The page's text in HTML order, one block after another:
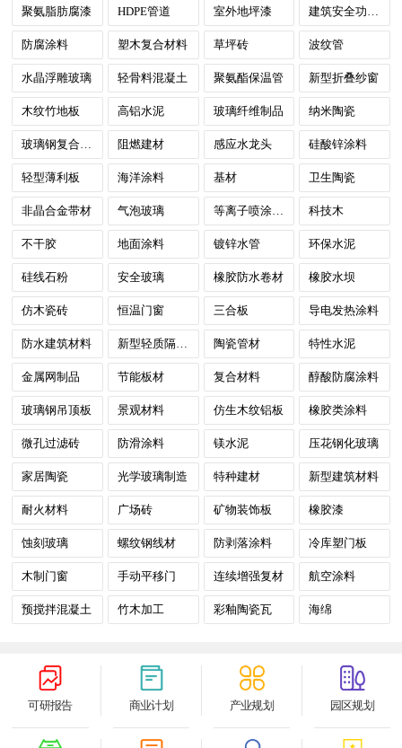
聚氨脂肪腐漆 HDPE管道 室外地坪漆
防腐涂料 塑木复合材料 草坪砖 波纹管
水晶浮雕玻璃 轻骨料混凝土 聚氨酯保温管 新型折叠纱窗
木纹竹地板 高铝水泥 玻璃纤维制品 纳米陶瓷
阻燃建材 感应水龙头 硅酸锌涂料
轻型薄利板 海洋涂料 基材 卫生陶瓷
非晶合金带材 气泡玻璃 等离子喷涂材料 科技木
不干胶 地面涂料 镀锌水管 环保水泥
硅线石粉 安全玻璃 橡胶防水卷材 橡胶水坝
仿木瓷砖 恒温门窗 三合板 导电发热涂料
防水建筑材料 新型轻质隔墙条板 陶瓷管材 特性水泥
金属网制品 节能板材 复合材料 醇酸防腐涂料
玻璃钢吊顶板 景观材料 仿生木纹铝板 橡胶类涂料
微孔过滤砖 防滑涂料 镁水泥 压花钢化玻璃
家居陶瓷 光学玻璃制造 特种建材 新型建筑材料
耐火材料 广场砖 矿物装饰板 橡胶漆
蚀刻玻璃 螺纹钢线材 防剥落涂料 冷库塑门板
木制门窗 手动平移门 连续增强复材 航空涂料
预搅拌混凝土 竹木加工 彩釉陶瓷瓦 海绵
可研报告 商业计划 产业规划 园区规划